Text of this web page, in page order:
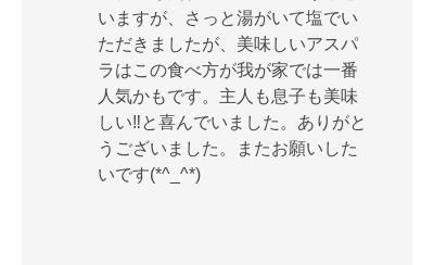
いますが、さっと湯がいて塩でい
ただきましたが、美味しいアスパ
ラはこの食べ方が我が家では一番
人気かもです。主人も息子も美味
しい‼︎と喜んでいました。ありがと
うございました。またお願いした
いです(*^_^*)